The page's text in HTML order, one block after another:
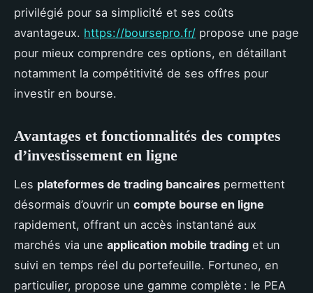
privilégié pour sa simplicité et ses coûts
avantageux. https://boursepro.fr/ propose une page
pour mieux comprendre ces options, en détaillant
notamment la compétitivité de ses offres pour
investir en bourse.
Avantages et fonctionnalités des comptes
d’investissement en ligne
Les plateformes de trading bancaires permettent
désormais d’ouvrir un compte bourse en ligne
rapidement, offrant un accès instantané aux
marchés via une application mobile trading et un
suivi en temps réel du portefeuille. Fortuneo, en
particulier, propose une gamme complète : le PEA